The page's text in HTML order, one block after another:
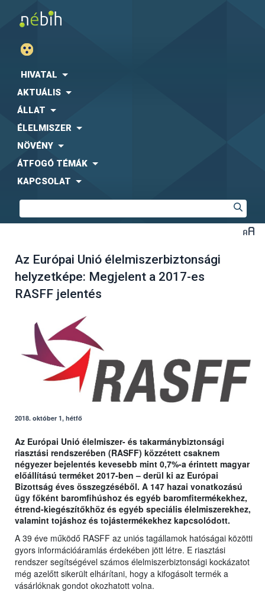
HIVATAL
AKTUÁLIS
ÁLLAT
ÉLELMISZER
NÖVÉNY
ÁTFOGÓ TÉMÁK
KAPCSOLAT
Az Európai Unió élelmiszerbiztonsági
helyzetképe: Megjelent a 2017-es
RASFF jelentés
2018. október 1, hétfő
Az Európai Unió élelmiszer- és takarmánybiztonsági
riasztási rendszerében (RASFF) közzétett csaknem
négyezer bejelentés kevesebb mint 0,7%-a érintett magyar
előállítású terméket 2017-ben – derül ki az Európai
Bizottság éves összegzéséből. A 147 hazai vonatkozású
ügy főként baromfihúshoz és egyéb baromfitermékekhez,
étrend-kiegészítőkhöz és egyéb speciális élelmiszerekhez,
valamint tojáshoz és tojástermékekhez kapcsolódott.
A 39 éve működő RASFF az uniós tagállamok hatóságai közötti
gyors információáramlás érdekében jött létre. E riasztási
rendszer segítségével számos élelmiszerbiztonsági kockázatot
még azelőtt sikerült elhárítani, hogy a kifogásolt termék a
vásárlóknak gondot okozhatott volna.